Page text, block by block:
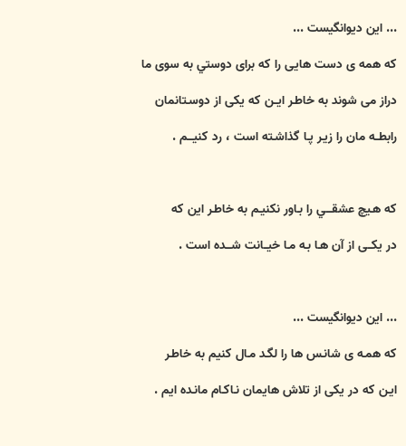
... اين ديوانگيست ...
که همه ی دست هايی را که برای دوستي به سوی ما
دراز می شوند به خاطـر ايــن که يکی از دوسـتانمان
رابطــه مان را زيـر پـا گذاشـته است ، رد کنيـــم .
که هـيچ عشقـــي را بـاور نکنيـم به خاطـر اين که
در يکــی از آن هـا بـه مـا خيــانت شـــده است .
... اين ديوانگيست ...
که همـه ی شانـس ها را لگـد مـال کنيم به خاطـر
ايـن که در يکی از تلاش هايمان نـاکـام مانـده ايم .